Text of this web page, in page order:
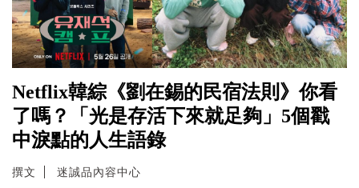
Netflix韓綜《劉在錫的民宿法則》你看
了嗎？「光是存活下來就足夠」5個戳
中淚點的人生語錄
撰文 迷誠品內容中心